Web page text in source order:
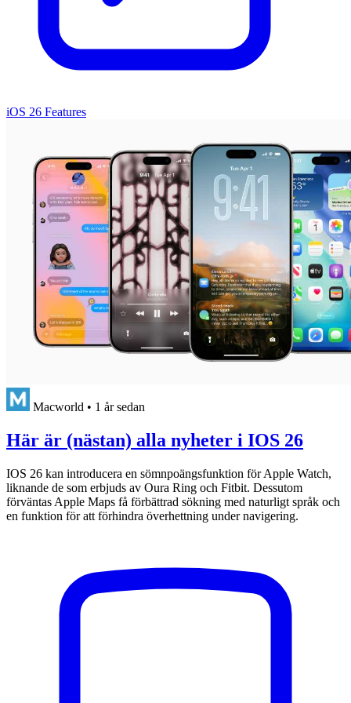
iOS 26 Features
Macworld • 1 år sedan
Här är (nästan) alla nyheter i IOS 26
IOS 26 kan introducera en sömnpoängsfunktion för Apple Watch,
liknande de som erbjuds av Oura Ring och Fitbit. Dessutom
förväntas Apple Maps få förbättrad sökning med naturligt språk och
en funktion för att förhindra överhettning under navigering.